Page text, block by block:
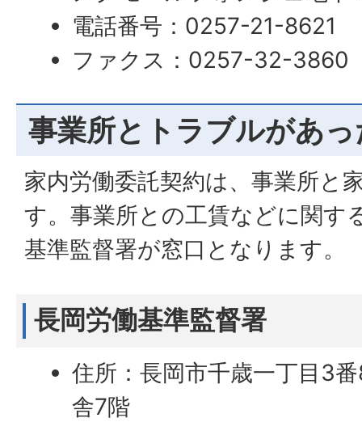
電話番号：0257-21-8621
ファクス：0257-32-3860
事業所とトラブルがあ
家内労働委託契約は、事業所と
す。事業所との工賃などに関す
基準監督署が窓口となります。
長岡労働基準監督署
住所：長岡市千歳一丁目3
舎7階